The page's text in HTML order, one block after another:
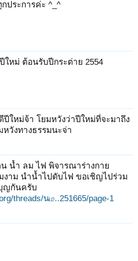
ประการค่ะ ^_^
ใหม่ ต้อนรับปีกระต่าย 2554
ปีใหม่จ้า โยมหวังว่าปีใหม่ที่จะมาถึง
วังทางธรรมนะจ่า
น้ำ ลม ไฟ พิจารณาร่างกาย
าม นำน้ำไปดับไฟ ขอเชิญไปร่วม
ญกันครับ
threads/นம..251665/page-1